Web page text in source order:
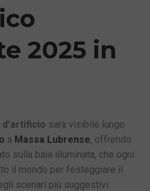
2025 in
sarà visibile lungo
a Massa Lubrense, offrendo
sulla baia illuminata, che ogni
il mondo per festeggiare il
scenari più suggestivi